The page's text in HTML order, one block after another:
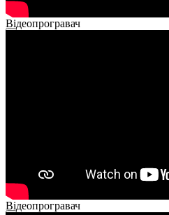
Відеопрогравач
Відеопрогравач